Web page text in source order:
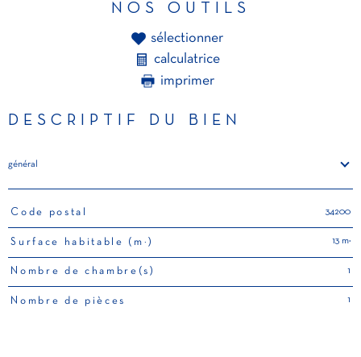
NOS OUTILS
sélectionner
calculatrice
imprimer
DESCRIPTIF DU BIEN
général
TRAD_PAMPERO_Caracteristique
Code postal 34200
Surface habitable (m²) 13 m²
Nombre de chambre(s) 1
Nombre de pièces 1